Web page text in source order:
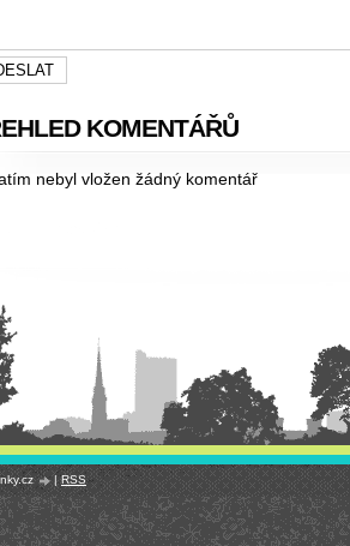
KOMENTÁŘŮ
nebyl vložen žádný komentář
|RSS